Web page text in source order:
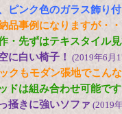
ピンク色のガラス飾り付
品事例になりますが・
・先ずはテキスタイル
白い椅子！ (2019年6月
クもモダン張地でこん
ドは組み合わせ可能です
掻きに強いソファ (2019